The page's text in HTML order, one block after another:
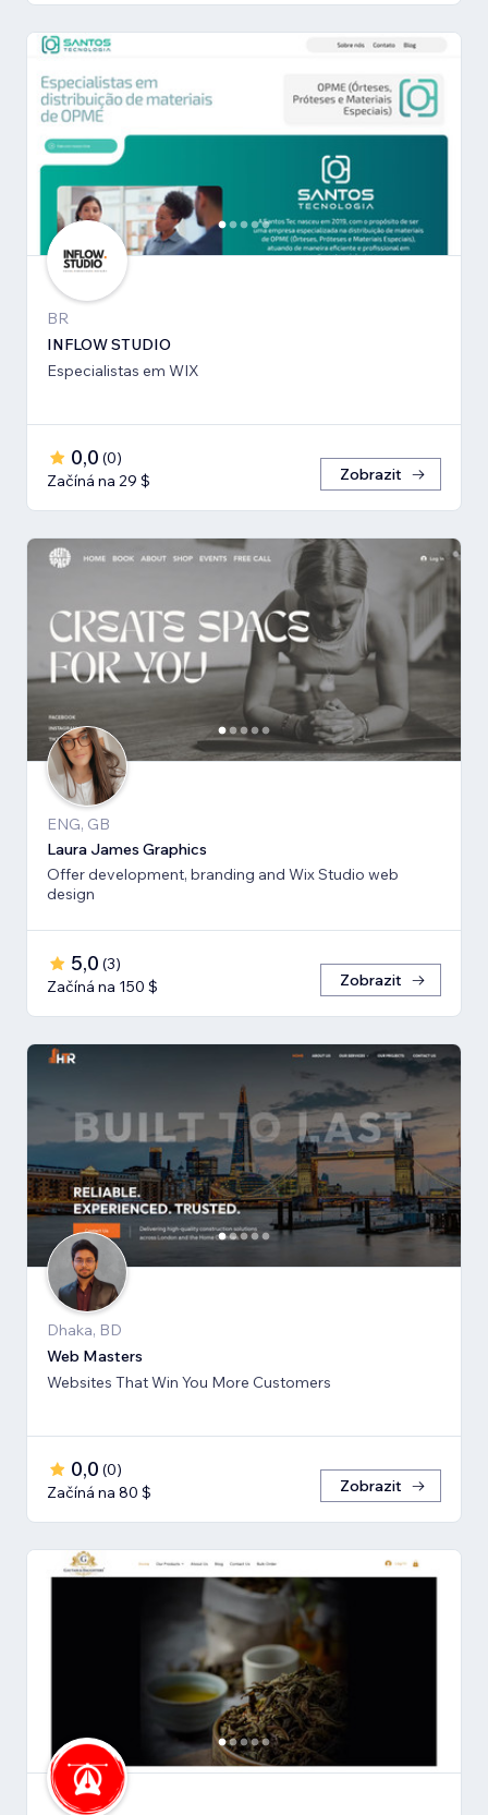
BR
INFLOW STUDIO
Especialistas em WIX
0,0 (0)
Začíná na 29 $
Zobrazit
ENG, GB
Laura James Graphics
Offer development, branding and Wix Studio web
design
5,0 (3)
Začíná na 150 $
Zobrazit
Dhaka, BD
Web Masters
Websites That Win You More Customers
0,0 (0)
Začíná na 80 $
Zobrazit